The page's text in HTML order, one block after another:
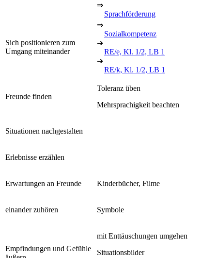
⇒
Sprachförderung
Sich positionieren zum
Umgang miteinander
⇒
Sozialkompetenz
➔
RE/e, Kl. 1/2, LB 1
➔
RE/k, Kl. 1/2, LB 1
Freunde finden
Toleranz üben
Mehrsprachigkeit beachten
Situationen nachgestalten
Erlebnisse erzählen
Erwartungen an Freunde Kinderbücher, Filme
einander zuhören Symbole
Empfindungen und Gefühle
mit Enttäuschungen umgehen
Situationsbilder